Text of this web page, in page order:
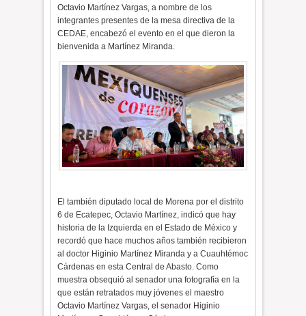
Octavio Martínez Vargas, a nombre de los
integrantes presentes de la mesa directiva de la
CEDAE, encabezó el evento en el que dieron la
bienvenida a Martínez Miranda.
El también diputado local de Morena por el distrito
6 de Ecatepec, Octavio Martínez, indicó que hay
historia de la Izquierda en el Estado de México y
recordó que hace muchos años también recibieron
al doctor Higinio Martínez Miranda y a Cuauhtémoc
Cárdenas en esta Central de Abasto. Como
muestra obsequió al senador una fotografía en la
que están retratados muy jóvenes el maestro
Octavio Martínez Vargas, el senador Higinio